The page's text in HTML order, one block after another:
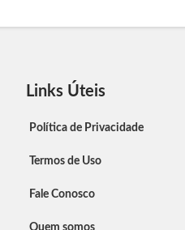
Links Úteis
Política de Privacidade
Termos de Uso
Fale Conosco
Quem somos